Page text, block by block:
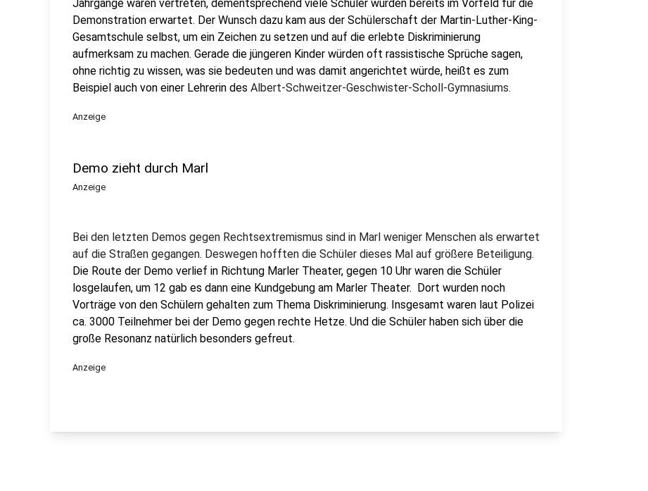
Jahrgänge waren vertreten, dementsprechend viele Schüler wurden bereits im Vorfeld für die
Demonstration erwartet. Der Wunsch dazu kam aus der Schülerschaft der Martin-Luther-King-
Gesamtschule selbst, um ein Zeichen zu setzen und auf die erlebte Diskriminierung
aufmerksam zu machen. Gerade die jüngeren Kinder würden oft rassistische Sprüche sagen,
ohne richtig zu wissen, was sie bedeuten und was damit angerichtet würde, heißt es zum
Beispiel auch von einer Lehrerin des Albert-Schweitzer-Geschwister-Scholl-Gymnasiums.
Anzeige
Demo zieht durch Marl
Anzeige
Bei den letzten Demos gegen Rechtsextremismus sind in Marl weniger Menschen als erwartet
auf die Straßen gegangen. Deswegen hofften die Schüler dieses Mal auf größere Beteiligung.
Die Route der Demo verlief in Richtung Marler Theater, gegen 10 Uhr waren die Schüler
losgelaufen, um 12 gab es dann eine Kundgebung am Marler Theater. Dort wurden noch
Vorträge von den Schülern gehalten zum Thema Diskriminierung. Insgesamt waren laut Polizei
ca. 3000 Teilnehmer bei der Demo gegen rechte Hetze. Und die Schüler haben sich über die
große Resonanz natürlich besonders gefreut.
Anzeige